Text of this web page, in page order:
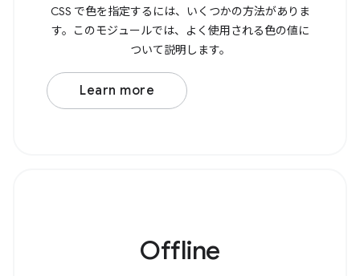
CSS で色を指定するには、いくつかの方法がありま
す。このモジュールでは、よく使用される色の値に
ついて説明します。
Learn more
Offline